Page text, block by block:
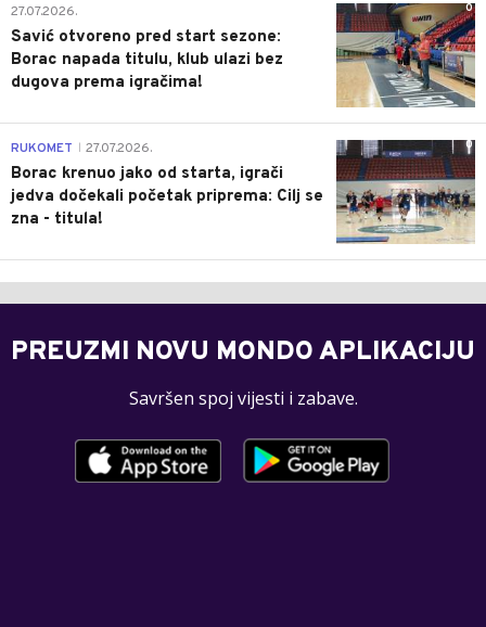
0
27.07.2026.
Savić otvoreno pred start sezone:
Borac napada titulu, klub ulazi bez
dugova prema igračima!
0
RUKOMET 27.07.2026.
Borac krenuo jako od starta, igrači
jedva dočekali početak priprema: Cilj se
zna - titula!
PREUZMI NOVU MONDO APLIKACIJU
Savršen spoj vijesti i zabave.